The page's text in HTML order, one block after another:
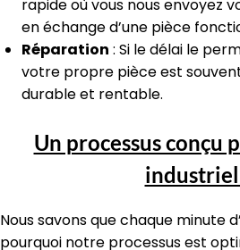
rapide où vous nous envoyez
en échange d’une pièce
Réparation : Si le délai le
votre propre pièce est
durable et rentable.
Un processus conçu
Nous savons que chaque minute
pourquoi notre processus est